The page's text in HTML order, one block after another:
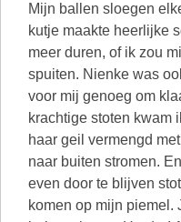
Mijn ballen sloegen
kutje maakte heerlijke
meer duren, of ik zou
spuiten. Nienke was
voor mij genoeg om
krachtige stoten kwam
haar geil vermengd
naar buiten stromen.
even door te blijven
komen op mijn piemel.